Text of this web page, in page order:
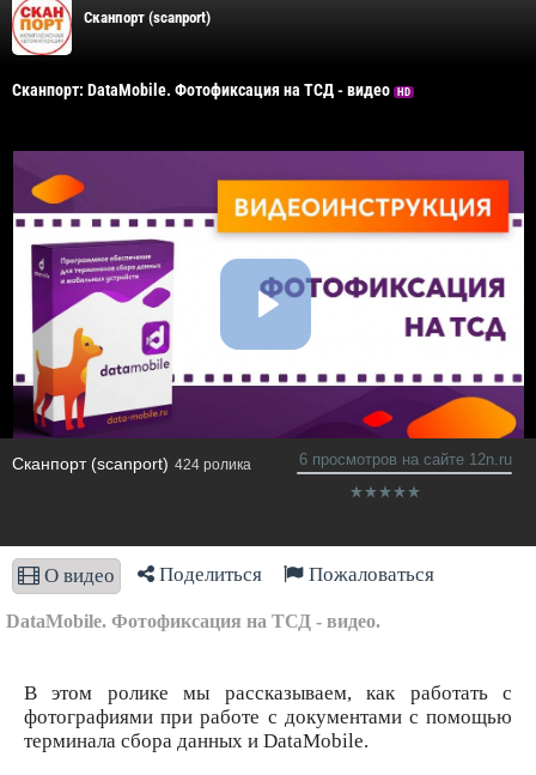
Сканпорт (scanport)
Сканпорт: DataMobile. Фотофиксация на ТСД - видео HD
Сканпорт (scanport) 424 ролика 6 просмотров на сайте 12n.ru
О видео Поделиться Пожаловаться
DataMobile. Фотофиксация на ТСД - видео.
В этом ролике мы рассказываем, как работать с
фотографиями при работе с документами с помощью
терминала сбора данных и DataMobile.